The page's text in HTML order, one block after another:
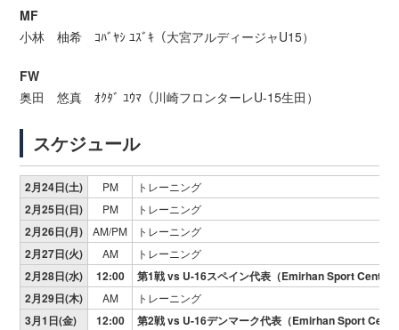
MF
小林 柚希 ｺﾊﾞﾔｼ ﾕｽﾞｷ（大宮アルディージャU15）
FW
奥田 悠真 ｵｸﾀﾞ ﾕｳﾏ（川崎フロンターレU-15生田）
スケジュール
2月24日(土) PM トレーニング
2月25日(日) PM トレーニング
2月26日(月) AM/PM トレーニング
2月27日(火) AM トレーニング
2月28日(水) 12:00
第1戦 vs U-16スペイン代表（Emirhan Sport Center
2月29日(木)
AM トレーニング
3月1日(金) 12:00 第2戦 vs U-16デンマーク代表（Emirhan Sport